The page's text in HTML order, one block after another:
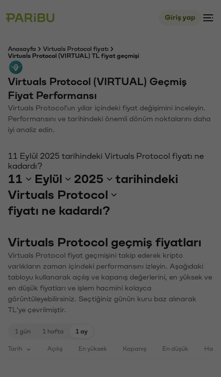
Giriş yap
Anasayfa
Virtuals Protocol fiyatı
Virtuals Protocol (VIRTUAL) TL fiyat geçmişi
Virtuals Protocol (VIRTUAL) Geçmiş
Fiyat Performansı
Virtuals Protocol'un yıllar içindeki fiyat değişimini inceleyin.
Performansını ve tarihindeki önemli dönüm noktalarını daha
iyi analiz edin.
11 Eylül 2025 tarihindeki Virtuals Protocol fiyatı ne
kadardı?
11 Eylül 2025
tarihindeki
Virtuals Protocol
fiyatı ne kadardı?
Virtuals Protocol geçmiş fiyatları
Virtuals Protocol fiyat geçmişini takip ederek kripto
varlıkların zaman içindeki performansını izleyin. Aşağıdaki
tabloyu kullanarak açılış ve kapanış değerlerini, en yüksek ve
en düşük fiyatları ve işlem hacmini kolayca
görüntüleyebilirsiniz. Seçtiğiniz günün kuru baz alınarak
TL'ye çevrilmiştir.
1 gün 1 hafta 1 ay
Tarih Açılış En yüksek Kapanış En düşük